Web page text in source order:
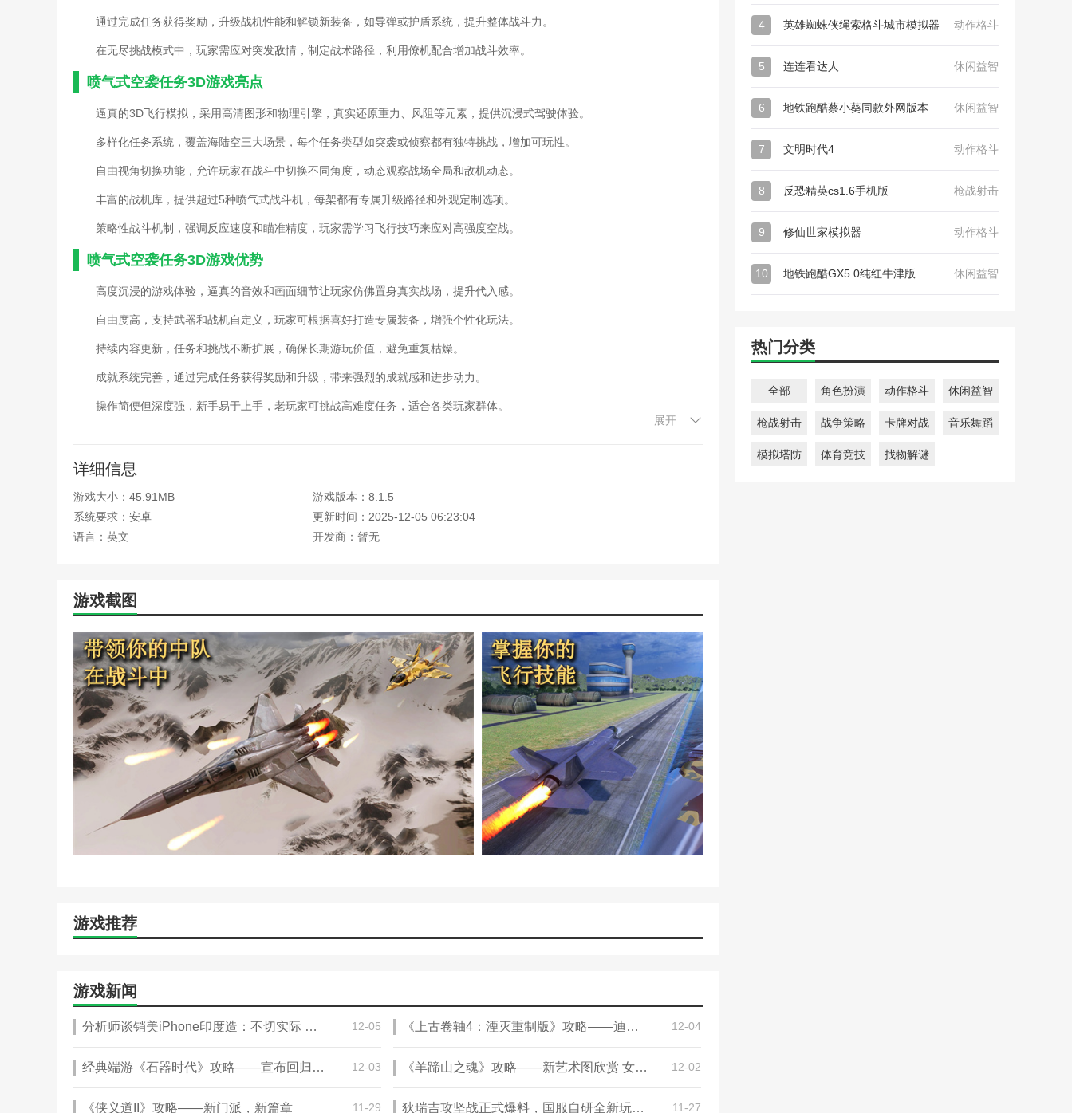
通过完成任务获得奖励，升级战机性能和解锁新装备，如导弹或护盾系统，提升整体战斗力。
在无尽挑战模式中，玩家需应对突发敌情，制定战术路径，利用僚机配合增加战斗效率。
喷气式空袭任务3D游戏亮点
逼真的3D飞行模拟，采用高清图形和物理引擎，真实还原重力、风阻等元素，提供沉浸式驾驶体验。
多样化任务系统，覆盖海陆空三大场景，每个任务类型如突袭或侦察都有独特挑战，增加可玩性。
自由视角切换功能，允许玩家在战斗中切换不同角度，动态观察战场全局和敌机动态。
丰富的战机库，提供超过5种喷气式战斗机，每架都有专属升级路径和外观定制选项。
策略性战斗机制，强调反应速度和瞄准精度，玩家需学习飞行技巧来应对高强度空战。
喷气式空袭任务3D游戏优势
高度沉浸的游戏体验，逼真的音效和画面细节让玩家仿佛置身真实战场，提升代入感。
自由度高，支持武器和战机自定义，玩家可根据喜好打造专属装备，增强个性化玩法。
持续内容更新，任务和挑战不断扩展，确保长期游玩价值，避免重复枯燥。
成就系统完善，通过完成任务获得奖励和升级，带来强烈的成就感和进步动力。
操作简便但深度强，新手易于上手，老玩家可挑战高难度任务，适合各类玩家群体。
海陆空一体化作战场景，玩家可同时在海洋、陆地和空中执行任务，体验多样化战斗环境。
真实飞行物理模拟，包括飞机姿态调整和高速机动，考验玩家对飞行技巧的掌握程度。
武器系统丰富，提供导弹、机炮等多种选择，针对不同目标如敌机或地面设施进行策略性攻击。
本站为您提供喷气式空袭任务3D的 手机游戏 ，欢迎大家记住本站网址，本站是您下载安卓手游app最好的网站！
展开
详细信息
游戏大小：45.91MB
游戏版本：8.1.5
系统要求：安卓
更新时间：2025-12-05 06:23:04
语言：英文
开发商：暂无
游戏截图
游戏推荐
游戏新闻
分析师谈销美iPhone印度造：不切实际 未来供应链仍在中国 12-05 《上古卷轴4：湮灭重制版》攻略——迪曼提亚公爵奖杯成就攻略分享 12-04
经典端游《石器时代》攻略——宣布回归，重生测试定档12月19号！实机画面曝光 12-03 《羊蹄山之魂》攻略——新艺术图欣赏 女主笃眼神凶狠！ 12-02
《侠义道II》攻略——新门派，新篇章 11-29 狄瑞吉攻坚战正式爆料，国服自研全新玩法、重量级大奖揭晓！ 11-27
4 英雄蜘蛛侠绳索格斗城市模拟器 动作格斗
5 连连看达人 休闲益智
6 地铁跑酷蔡小葵同款外网版本 休闲益智
7 文明时代4 动作格斗
8 反恐精英cs1.6手机版 枪战射击
9 修仙世家模拟器 动作格斗
10 地铁跑酷GX5.0纯红牛津版 休闲益智
热门分类
全部 角色扮演 动作格斗 休闲益智
枪战射击 战争策略 卡牌对战 音乐舞蹈
模拟塔防 体育竞技 找物解谜